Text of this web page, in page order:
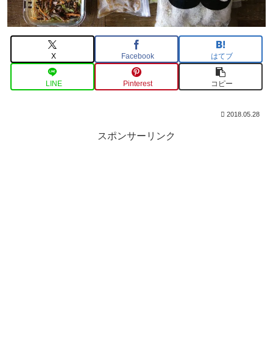
X Facebook はてブ
LINE Pinterest コピー
2018.05.28
スポンサーリンク